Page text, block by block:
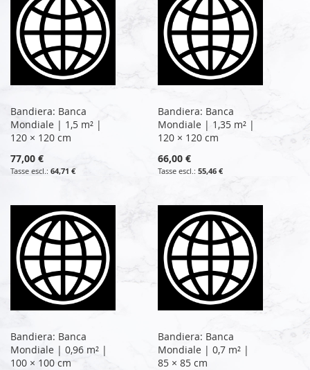
Bandiera: Banca
Mondiale | 1,5 m² |
120 × 120 cm
77,00 €
64,71 €
Bandiera: Banca
Mondiale | 1,35 m² |
120 × 120 cm
66,00 €
55,46 €
Bandiera: Banca
Mondiale | 0,96 m² |
100 × 100 cm
Bandiera: Banca
Mondiale | 0,7 m² |
85 × 85 cm